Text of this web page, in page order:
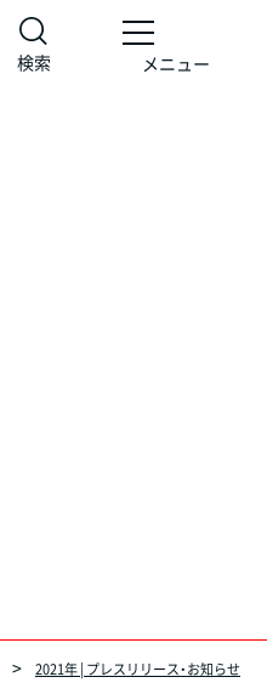
検索 メニュー
2021年 | プレスリリース・お知らせ